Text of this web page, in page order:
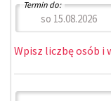
Termin do:
Wpisz liczbę osób i